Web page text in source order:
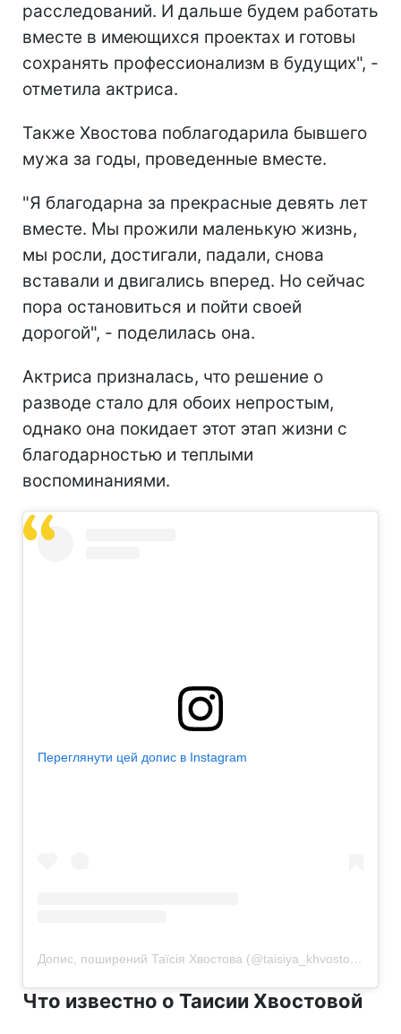
расследований. И дальше будем работать
вместе в имеющихся проектах и готовы
сохранять профессионализм в будущих", -
отметила актриса.
Также Хвостова поблагодарила бывшего
мужа за годы, проведенные вместе.
"Я благодарна за прекрасные девять лет
вместе. Мы прожили маленькую жизнь,
мы росли, достигали, падали, снова
вставали и двигались вперед. Но сейчас
пора остановиться и пойти своей
дорогой", - поделилась она.
Актриса призналась, что решение о
разводе стало для обоих непростым,
однако она покидает этот этап жизни с
благодарностью и теплыми
воспоминаниями.
Переглянути цей допис в Instagram
Допис, поширений Таїсія Хвостова (@taisiya_khvostova)
Что известно о Таисии Хвостовой